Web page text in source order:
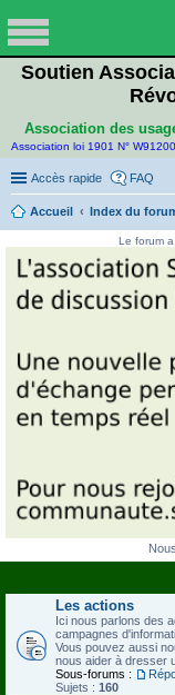
Soutien
Association des
Association loi 1901 N°
Accès rapide FAQ
Accueil
Index du
Le forum
Les actions
Ici nous parlons des
campagnes
Vous pouvez aussi
nous aider à dresser
Sous-forums :
Sujets : 160